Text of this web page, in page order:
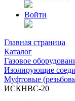
Войти
Главная страница
Каталог
Газовое
Изолирующие
Муфтовые
ИСКНВС-20